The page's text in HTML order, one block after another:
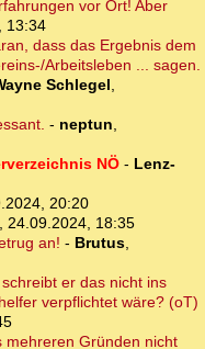
vor Ort! Aber
13:34
dass das Ergebnis dem
Arbeitsleben ... sagen.
Schlegel,
- neptun,
NÖ- Lenz-
20:20
24.09.2024, 18:35
an! - Brutus,
er das nicht ins
verpflichtet wäre? (oT)
mehreren Gründen nicht